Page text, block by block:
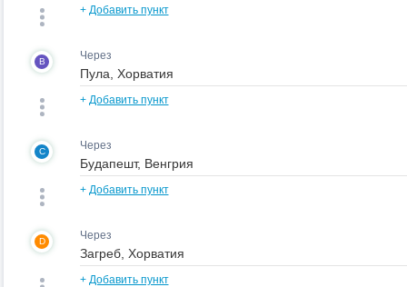
+ Добавить пункт
B Через
+ Добавить пункт
C Через
+ Добавить пункт
D Через
+ Добавить пункт